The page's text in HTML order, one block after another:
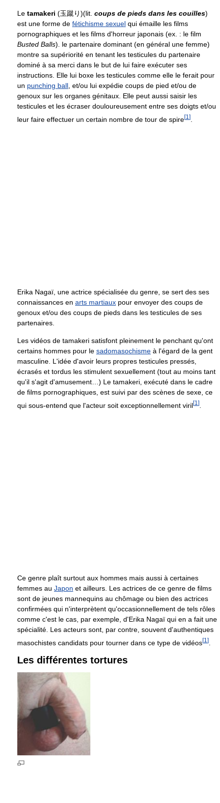
Le tamakeri (玉蹴り)(lit. coups de pieds dans les couilles)
est une forme de fétichisme sexuel qui émaille les films
pornographiques et les films d'horreur japonais (ex. : le film
Busted Balls). le partenaire dominant (en général une femme)
montre sa supériorité en tenant les testicules du partenaire
dominé à sa merci dans le but de lui faire exécuter ses
instructions. Elle lui boxe les testicules comme elle le ferait pour
un punching ball, et/ou lui expédie coups de pied et/ou de
genoux sur les organes génitaux. Elle peut aussi saisir les
testicules et les écraser douloureusement entre ses doigts et/ou
leur faire effectuer un certain nombre de tour de spire[1 ]
Erika Nagaï, une actrice spécialisée du genre, se sert des ses
connaissances en arts martiaux pour envoyer des coups de
genoux et/ou des coups de pieds dans les testicules de ses
partenaires.
Les vidéos de tamakeri satisfont pleinement le penchant qu'ont
certains hommes pour le sadomasochisme à l'égard de la gent
masculine. L'idée d'avoir leurs propres testicules pressés,
écrasés et tordus les stimulent sexuellement (tout au moins tant
qu'il s'agit d'amusement…) Le tamakeri, exécuté dans le cadre
de films pornographiques, est suivi par des scènes de sexe, ce
qui sous-entend que l'acteur soit exceptionnellement viril[1 ]
Ce genre plaît surtout aux hommes mais aussi à certaines
femmes au Japon et ailleurs. Les actrices de ce genre de films
sont de jeunes mannequins au chômage ou bien des actrices
confirmées qui n'interprètent qu'occasionnellement de tels rôles
comme c'est le cas, par exemple, d'Erika Nagaï qui en a fait une
spécialité. Les acteurs sont, par contre, souvent d'authentiques
masochistes candidats pour tourner dans ce type de vidéos[1 ]
Les différentes tortures